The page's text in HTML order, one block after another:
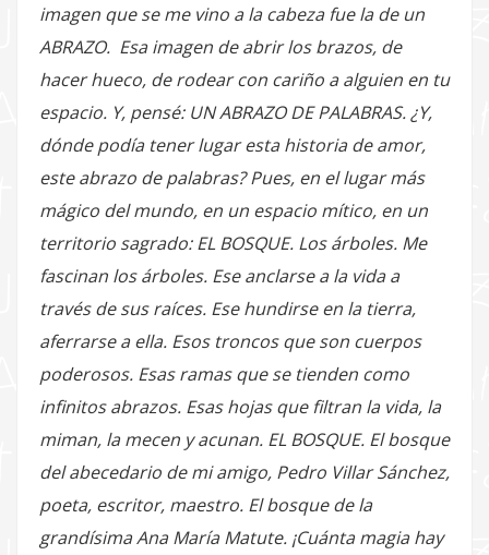
imagen que se me vino a la cabeza fue la de un
ABRAZO. Esa imagen de abrir los brazos, de
hacer hueco, de rodear con cariño a alguien en tu
espacio. Y, pensé: UN ABRAZO DE PALABRAS. ¿Y,
dónde podía tener lugar esta historia de amor,
este abrazo de palabras? Pues, en el lugar más
mágico del mundo, en un espacio mítico, en un
territorio sagrado: EL BOSQUE. Los árboles. Me
fascinan los árboles. Ese anclarse a la vida a
través de sus raíces. Ese hundirse en la tierra,
aferrarse a ella. Esos troncos que son cuerpos
poderosos. Esas ramas que se tienden como
infinitos abrazos. Esas hojas que filtran la vida, la
miman, la mecen y acunan. EL BOSQUE. El bosque
del abecedario de mi amigo, Pedro Villar Sánchez,
poeta, escritor, maestro. El bosque de la
grandísima Ana María Matute. ¡Cuánta magia hay